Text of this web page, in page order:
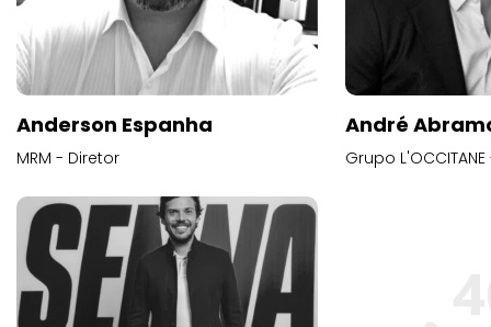
Anderson Espanha
MRM - Diretor
André
Grupo